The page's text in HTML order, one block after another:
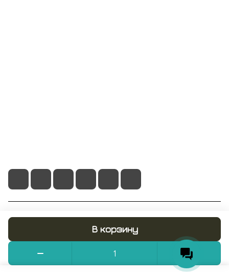
В корзину
© 2026 RUMIX.SHOP
Конфиденциальность